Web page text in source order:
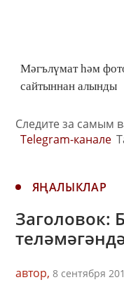
Мәгълүмат һәм
сайтыннан алынды
Следите за самым
Telegram-канале
ЯҢАЛЫКЛАР
Заголовок:
автор, 8 сентября